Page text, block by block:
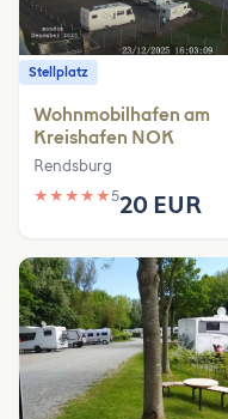
Stellplatz
Wohnmobilhafen am
Kreishafen NOK
Rendsburg
★ ★ ★ ★ ★520 EUR